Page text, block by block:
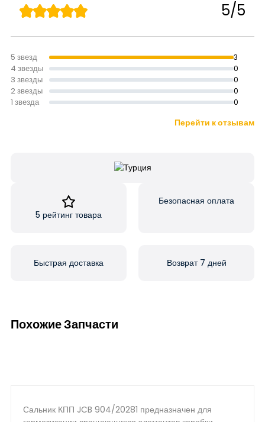
5/5
5 звезд 3
4 звезды 0
3 звезды 0
2 звезды 0
1 звезда 0
Перейти к отзывам
5 рейтинг товара
Безопасная оплата
Быстрая доставка Возврат 7 дней
Похожие Запчасти
Сальник КПП JCB 904/20281 предназначен для